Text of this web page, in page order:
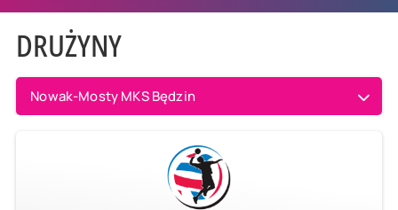
DRUŻYNY
Nowak-Mosty MKS Będzin